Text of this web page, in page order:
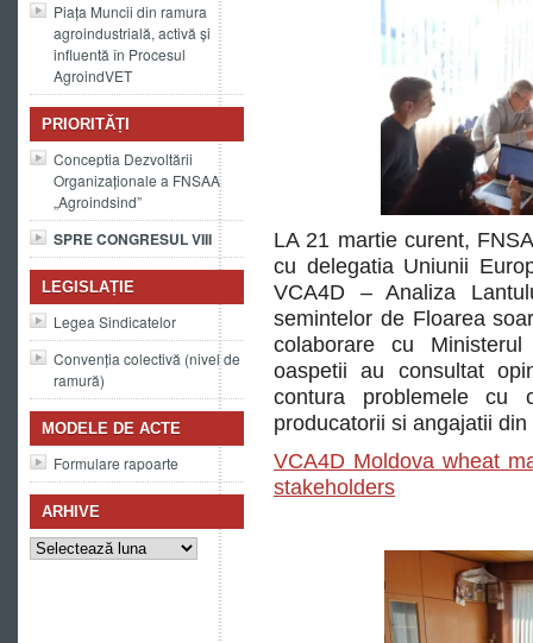
Piața Muncii din ramura
agroindustrială, activă și
influentă în Procesul
AgroindVET
PRIORITĂȚI
Conceptia Dezvoltării
Organizaționale a FNSAA
„Agroindsind”
SPRE CONGRESUL VIII
LEGISLAȚIE
Legea Sindicatelor
Convenția colectivă (nivel de
ramură)
MODELE DE ACTE
Formulare rapoarte
ARHIVE
Arhive
LA 21 martie curent,
cu delegatia Uniunii
VCA4D – Analiza
semintelor de Floarea
colaborare cu
oaspetii au consultat
contura problemele cu
producatorii si angajatii
VCA4D Moldova wheat
stakeholders